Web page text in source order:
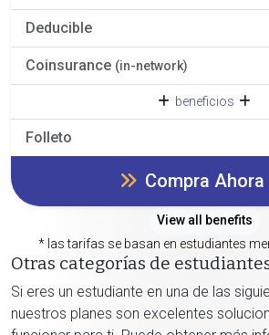
Deducible
Coinsurance (in-network)
beneficios
Folleto
Compra Ahora
View all benefits
* las tarifas se basan en estudiantes
Otras categorías de
Si eres un estudiante en una de las
nuestros planes son excelentes